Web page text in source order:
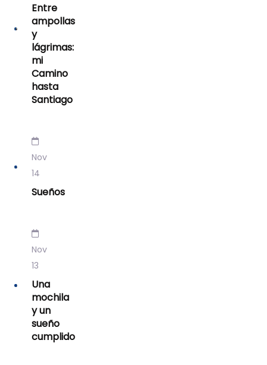
Entre
ampollas
y
lágrimas:
mi
Camino
hasta
Santiago
Nov
14
Sueños
Nov
13
Una
mochila
y un
sueño
cumplido